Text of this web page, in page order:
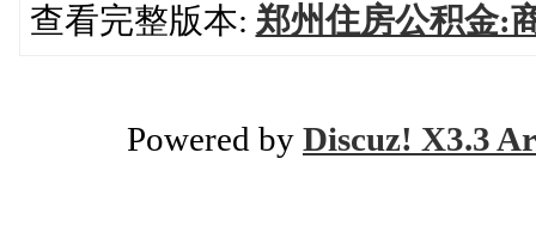
查看完整版本: 郑州住房公积金:
Powered by Discuz! X3.3